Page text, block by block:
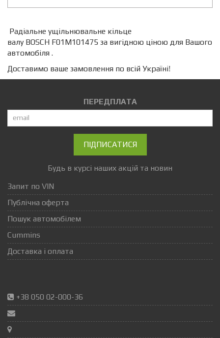
Радіальне ущільнювальне кільце
валу BOSCH F01M101475 за вигідною ціною для Вашого
автомобіля .
Доставимо ваше замовлення по всій Україні!
ПЕРЕДПЛАТА
ПІДПИСАТИСЯ
Будь в курсі наших акцій та новин
Запит по VIN
Публічна оферта
Пошук автомобілем
Cummins
Доставка і оплата
+38 050 02-000-36